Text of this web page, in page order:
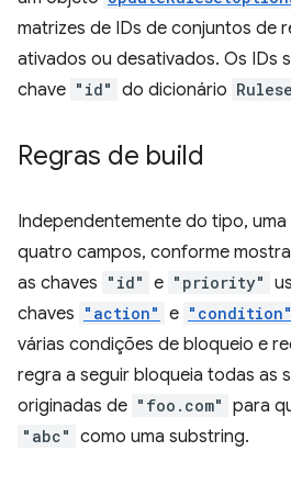
matrizes de IDs de conjuntos de
ativados ou desativados. Os IDs
chave "id" do dicionário
Regras de build
Independentemente do tipo,
quatro campos, conforme
as chaves "id" e "priority"
chaves "action" e "condition"
várias condições de bloqueio e
regra a seguir bloqueia todas as
originadas de "foo.com" para
"abc" como uma substring.